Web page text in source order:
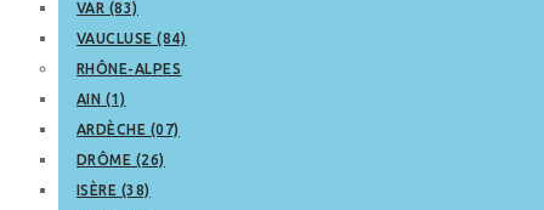
VAR (83)
VAUCLUSE (84)
RHÔNE-ALPES
AIN (1)
ARDÈCHE (07)
DRÔME (26)
ISÈRE (38)